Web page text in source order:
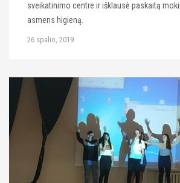
sveikatinimo centre ir išklausė paskaitą
asmens higieną.
26 spalio, 2019